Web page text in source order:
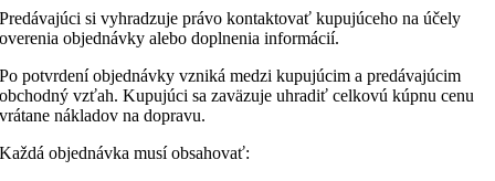
Predávajúci si vyhradzuje právo kontaktovať kupujúceho na účely
overenia objednávky alebo doplnenia informácií.
Po potvrdení objednávky vzniká medzi kupujúcim a predávajúcim
obchodný vzťah. Kupujúci sa zaväzuje uhradiť celkovú kúpnu cenu
vrátane nákladov na dopravu.
Každá objednávka musí obsahovať: